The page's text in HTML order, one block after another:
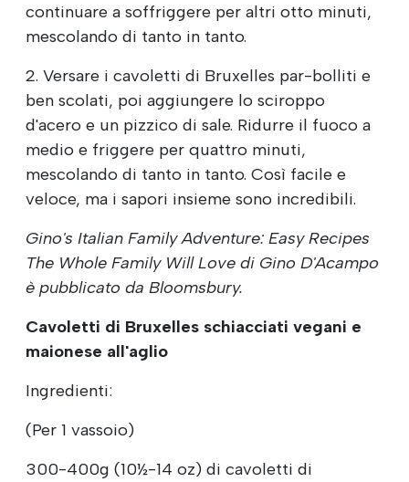
continuare a soffriggere per altri otto minuti,
mescolando di tanto in tanto.
2. Versare i cavoletti di Bruxelles par-bolliti e
ben scolati, poi aggiungere lo sciroppo
d'acero e un pizzico di sale. Ridurre il fuoco a
medio e friggere per quattro minuti,
mescolando di tanto in tanto. Così facile e
veloce, ma i sapori insieme sono incredibili.
Gino's Italian Family Adventure: Easy Recipes
The Whole Family Will Love di Gino D'Acampo
è pubblicato da Bloomsbury.
Cavoletti di Bruxelles schiacciati vegani e
maionese all'aglio
Ingredienti:
(Per 1 vassoio)
300-400g (10½-14 oz) di cavoletti di